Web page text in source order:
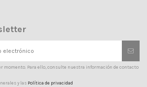
momento. Para ello, consulte nuestra información de contacto
y las Política de privacidad